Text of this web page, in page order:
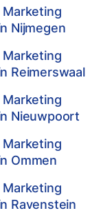
Nijmegen
Reimerswaal
Nieuwpoort
Ommen
Ravenstein